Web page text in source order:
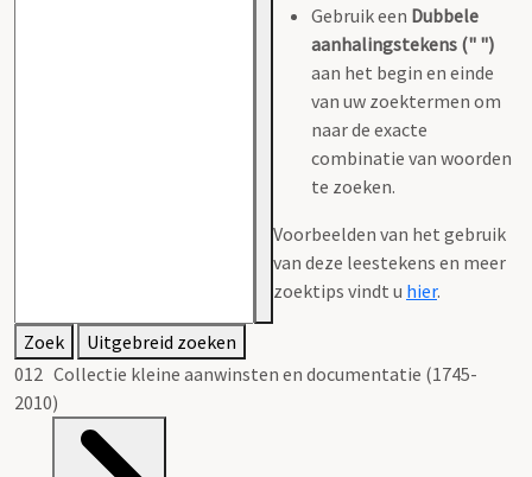
Gebruik een Dubbele
aanhalingstekens (" ")
aan het begin en einde
van uw zoektermen om
naar de exacte
combinatie van woorden
te zoeken.
Voorbeelden van het gebruik
van deze leestekens en meer
zoektips vindt u hier.
Zoek
Uitgebreid zoeken
012 Collectie kleine aanwinsten en documentatie (1745-
2010)